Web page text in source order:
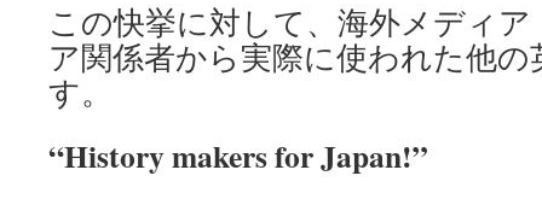
この快挙に対して、海外メディ
ア関係者から実際に使われた他
す。
“History makers for Japan!”